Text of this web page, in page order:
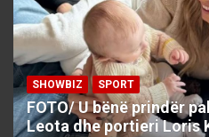
SHOWBIZ SPORT
FOTO/ U bënë prindër
Leota dhe portieri Loris